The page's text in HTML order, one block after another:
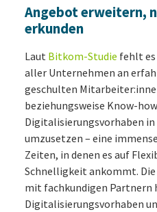
Angebot erweitern,
erkunden
Laut Bitkom-Studie fehlt
aller Unternehmen an
geschulten
beziehungsweise Know-
Digitalisierungsvorhaben in
umzusetzen – eine
Zeiten, in denen es auf
Schnelligkeit ankommt.
mit fachkundigen
Digitalisierungsvorhaben